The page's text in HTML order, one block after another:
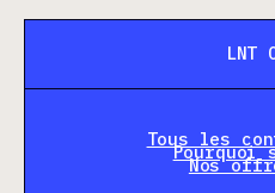
LNT
Tous les
Pourquoi
Nos